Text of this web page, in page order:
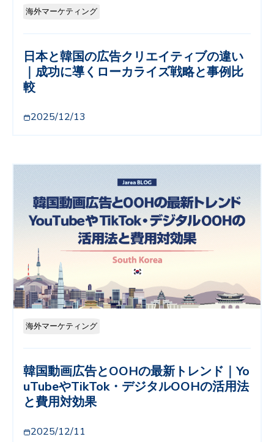
海外マーケティング
日本と韓国の広告クリエイティブの違い
｜成功に導くローカライズ戦略と事例比
較
2025/12/13
海外マーケティング
韓国動画広告とOOHの最新トレンド｜Yo
uTubeやTikTok・デジタルOOHの活用法
と費用対効果
2025/12/11